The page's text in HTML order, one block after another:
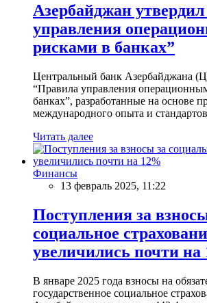
Азербайджан
управления
рисками в банках”
Центральный банк Азербайджана
“Правила управления
банках”, разработанные на основе
международного опыта и
Читать далее
Финансы
13 февраль 2025, 11:22
Поступления за
социальное
увеличились почти на
В январе 2025 года взносы на
государственное социальное